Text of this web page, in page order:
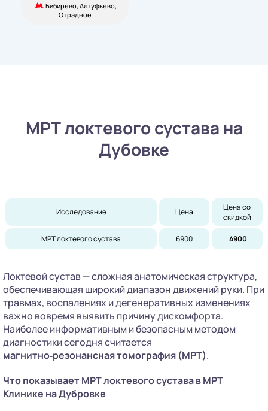
Бибирево, Алтуфьево,
Отрадное
МРТ локтевого сустава на
Дубовке
Исследование Цена
Цена со
скидкой
МРТ локтевого сустава 6900 4900
Локтевой сустав — сложная анатомическая структура,
обеспечивающая широкий диапазон движений руки. При
травмах, воспалениях и дегенеративных изменениях
важно вовремя выявить причину дискомфорта.
Наиболее информативным и безопасным методом
диагностики сегодня считается
магнитно‑резонансная томография (МРТ).
Что показывает МРТ локтевого сустава в МРТ
Клинике на Дубровке